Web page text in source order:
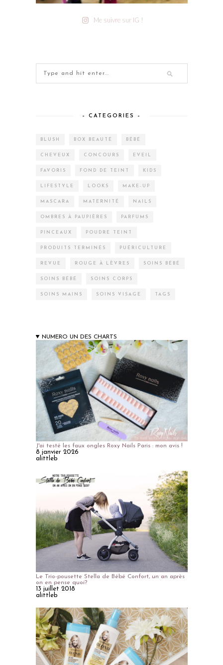
Me suivre sur IG !
– CATEGORIES –
BLUSH BOX BEAUTÉ BÉBÉ
CHEVEUX CONCOURS EVEIL
FAVORIS FOND DE TEINT KIDS
LIFESTYLE LOOKS MAKE-UP
MASCARA MATERNITÉ NAILS
OMBRES À PAUPIÈRES PARFUMS
PINCEAUX POUDRE TEINT
PRODUITS TERMINÉS PUÉRICULTURE
REVUE ROUGE À LÈVRES SOINS BÉBÉ
SOINS BÉBÉ SOINS CORPS
SOINS MAINS SOINS VISAGE TAGS
NUMERO UN DES CHARTS
J'ai testé les faux ongles Roxy Nails Paris : mon avis !
8 janvier 2026
alittleb
Le Trio-pousette Stella de Bébé Confort, un an après
on en pense quoi?
13 juillet 2018
alittleb